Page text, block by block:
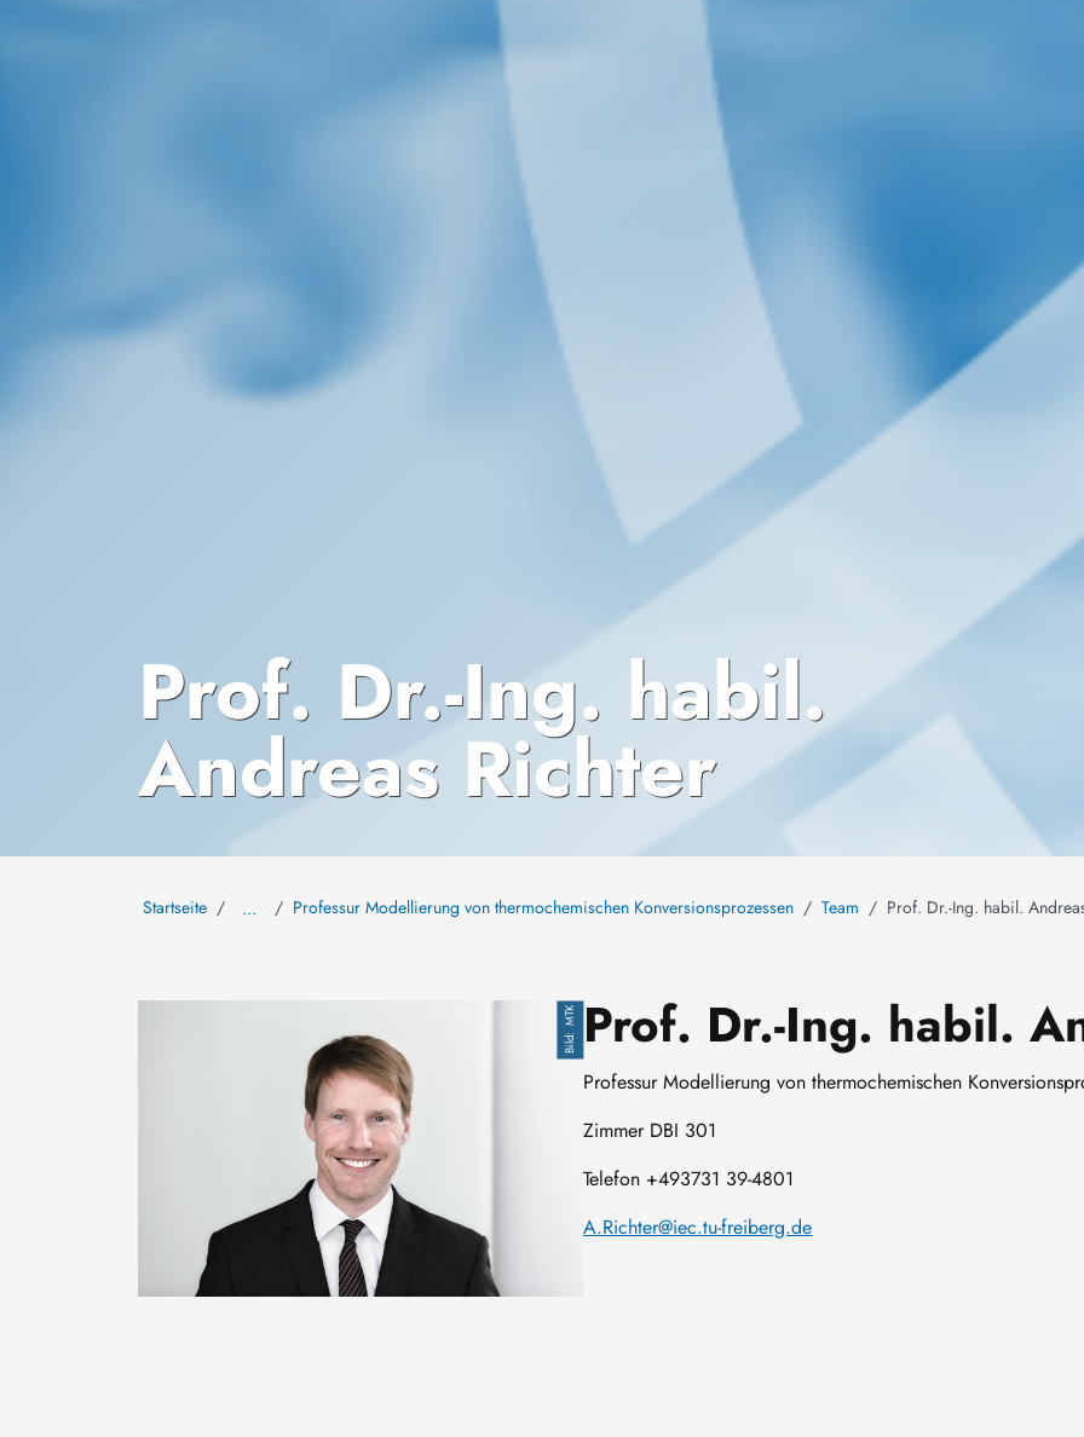
Prof. Dr.-Ing. habil.
Andreas Richter
Startseite … Professur Modellierung von thermochemischen Konversionsprozessen Team Prof. Dr.-Ing. habil.
MTK Prof. Dr.-Ing. habil.
Professur Modellierung von thermochemischen
Zimmer DBI 301
Telefon +493731 39-4801
A.Richter@iec.tu-freiberg.de